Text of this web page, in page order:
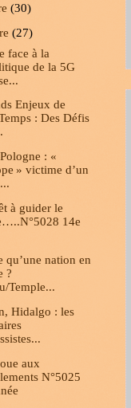
(30)
(27)
face à la
de la 5G
Enjeux de
: Des Défis
: «
» victime d’un
à guider le
14e
qu’une nation en
?
Temple...
Hidalgo : les
aux
N°5025